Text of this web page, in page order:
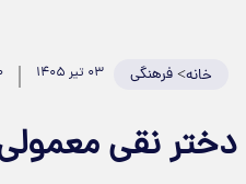
خانه>فرهنگی ۰۳ تیر ۱۴۰۵
دختر نقی